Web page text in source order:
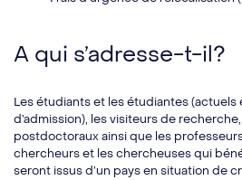
A qui s’adresse-t-il?
Les étudiants et les étudiantes
d’admission), les visiteurs de
postdoctoraux ainsi que les
chercheurs et les chercheuses qui
seront issus d’un pays en situation de